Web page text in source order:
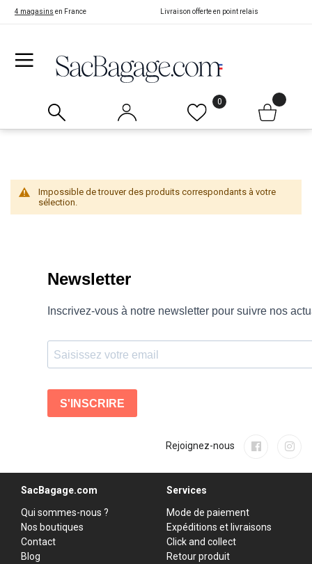
4 magasins en France Livraison offerte en point relais
0
Impossible de trouver des produits correspondants à votre
sélection.
Rejoignez-nous
SacBagage.com
Qui sommes-nous ?
Nos boutiques
Contact
Blog
Services
Mode de paiement
Expéditions et livraisons
Click and collect
Retour produit